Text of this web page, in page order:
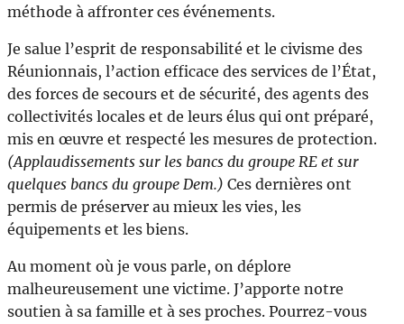
méthode à affronter ces événements.
Je salue l’esprit de responsabilité et le civisme des
Réunionnais, l’action efficace des services de l’État,
des forces de secours et de sécurité, des agents des
collectivités locales et de leurs élus qui ont préparé,
mis en œuvre et respecté les mesures de protection.
(Applaudissements sur les bancs du groupe RE et sur
quelques bancs du groupe Dem.) Ces dernières ont
permis de préserver au mieux les vies, les
équipements et les biens.
Au moment où je vous parle, on déplore
malheureusement une victime. J’apporte notre
soutien à sa famille et à ses proches. Pourrez-vous